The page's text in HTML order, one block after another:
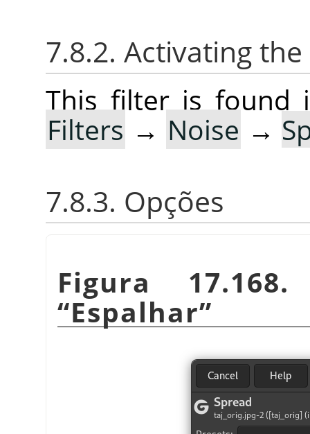
7.8.2. Activating
This filter is found
Filters → Noise →
7.8.3. Opções
Figura
“Espalhar”